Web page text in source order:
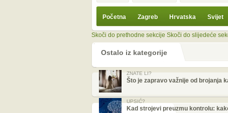
Početna Zagreb Hrvatska Svijet
Skoči do prethodne sekcije Skoči do slijedeće
Ostalo iz kategorije
ZNATE LI?
Što je zapravo važnije od brojanja
UPSIĆ?
Kad strojevi preuzmu kontrolu: